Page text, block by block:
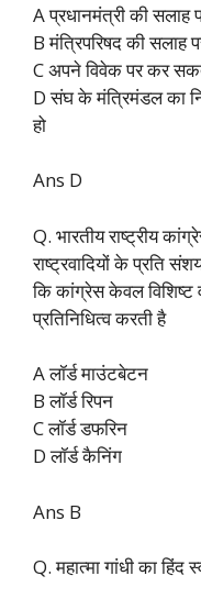
A प्रधानमंत्री की
B मंत्रिपरिषद की सलाह
C अपने विवेक पर कर
D संघ के मंत्रिमंडल का
हो
Ans D
Q. भारतीय राष्ट्रीय
राष्ट्रवादियों के प्रति
कि कांग्रेस केवल विशिष्ट
प्रतिनिधित्व करती है
A लॉर्ड माउंटबेटन
B लॉर्ड रिपन
C लॉर्ड डफरिन
D लॉर्ड कैनिंग
Ans B
Q. महात्मा गांधी का हिंद